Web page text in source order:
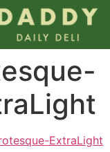
לתוכן
ExtraLight